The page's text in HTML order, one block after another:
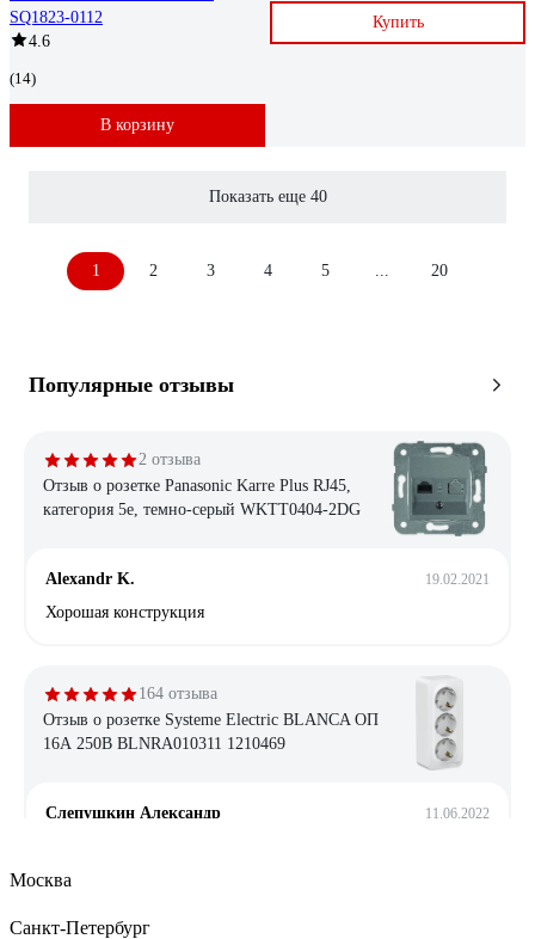
SQ1823-0112
4.6
(14)
В корзину
Купить
Показать еще 40
1 2 3 4 5 20
Популярные отзывы
2 отзыва
Отзыв о розетке Panasonic Karre Plus RJ45,
категория 5e, темно-серый WKTT0404-2DG
Alexandr K. 19.02.2021
Хорошая конструкция
164 отзыва
Отзыв о розетке Systeme Electric BLANCA ОП
16А 250В BLNRA010311 1210469
Слепушкин Александр 11.06.2022
10 отзывов
Москва
Санкт-Петербург